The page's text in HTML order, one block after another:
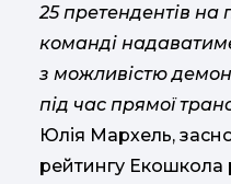
25 претендентів
команді
з можливістю
під час прямої
Юлія Мархель,
рейтингу Екошкола